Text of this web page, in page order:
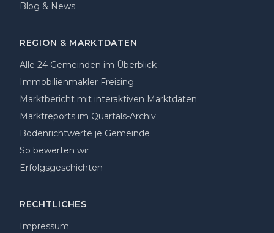
Blog & News
REGION & MARKTDATEN
Alle 24 Gemeinden im Überblick
Immobilienmakler Freising
Marktbericht mit interaktiven Marktdaten
Marktreports im Quartals-Archiv
Bodenrichtwerte je Gemeinde
So bewerten wir
Erfolgsgeschichten
RECHTLICHES
Impressum